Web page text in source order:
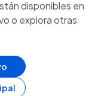
disponibles en
o explora otras